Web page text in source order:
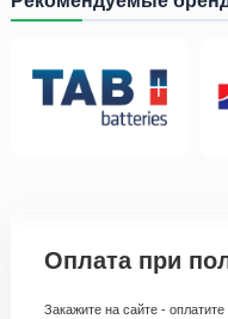
Оплата при
Закажите на сайте -